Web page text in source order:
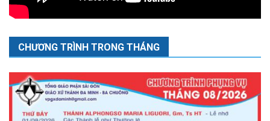
CHƯƠNG TRÌNH TRONG THÁNG